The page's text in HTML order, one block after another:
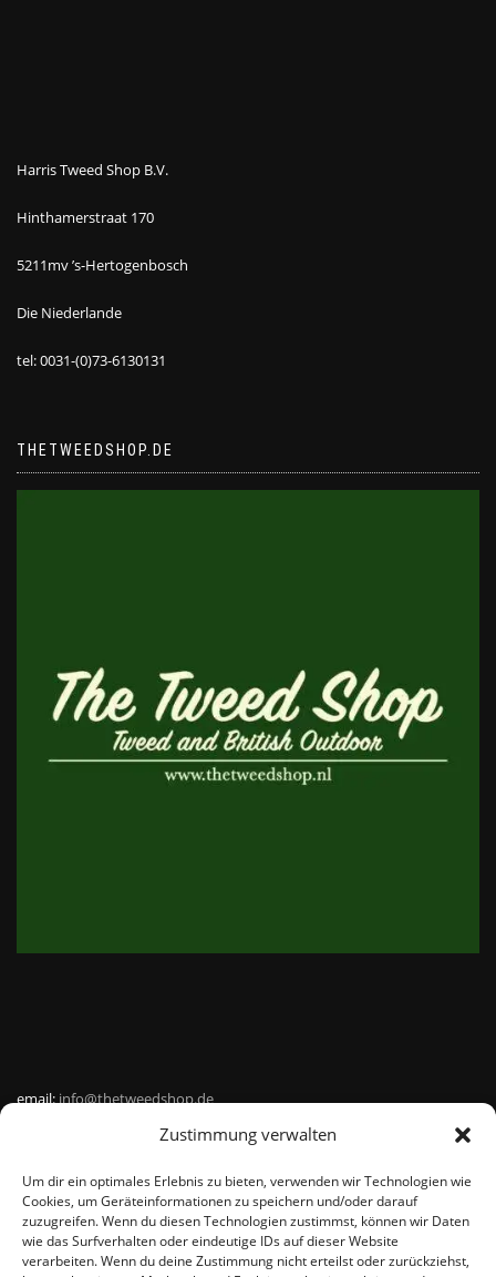
Zustimmung verwalten
Um dir ein optimales Erlebnis zu bieten, verwenden wir Technologien wie
Cookies, um Geräteinformationen zu speichern und/oder darauf
zuzugreifen. Wenn du diesen Technologien zustimmst, können wir Daten
wie das Surfverhalten oder eindeutige IDs auf dieser Website
verarbeiten. Wenn du deine Zustimmung nicht erteilst oder zurückziehst,
Harris Tweed Shop B.V.
Hinthamerstraat 170
5211mv ’s-Hertogenbosch
Die Niederlande
tel: 0031-(0)73-6130131
THETWEEDSHOP.DE
email:info@thetweedshop.de
Kvk Nummer: 88959732
MWSnr: NL864836247B01